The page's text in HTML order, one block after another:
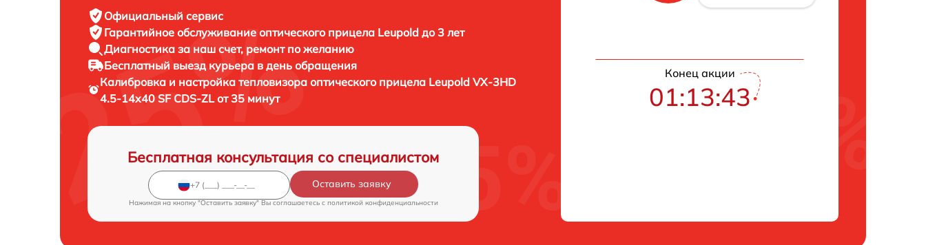
Официальный сервис
Гарантийное обслуживание оптического прицела Leupold до 3 лет
Диагностика за наш счет, ремонт по желанию
Бесплатный выезд курьера в день обращения
Калибровка и настройка тепловизора оптического прицела Leupold VX-3HD
4.5-14x40 SF CDS-ZL от 35 минут
Бесплатная консультация со специалистом
Оставить заявку
Нажимая на кнопку "Оставить заявку" Вы соглашаетесь c политикой конфиденциальности
Конец акции
01:13:42